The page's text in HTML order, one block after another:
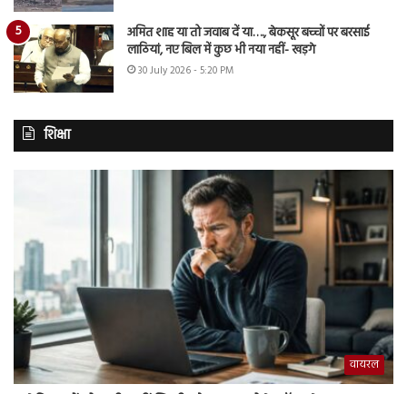
अमित शाह या तो जवाब दें या…., बेकसूर बच्चों पर बरसाई
लाठियां, नए बिल में कुछ भी नया नहीं- खड़गे
30 July 2026 - 5:20 PM
शिक्षा
वायरल